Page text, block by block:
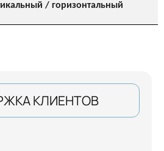
/ горизонтальный
КЛИЕНТОВ